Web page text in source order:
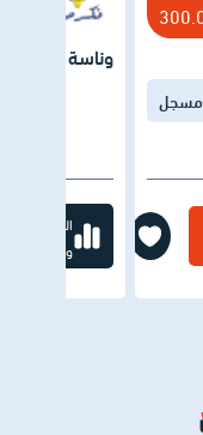
وناسة
القدرات
والتحصيلي